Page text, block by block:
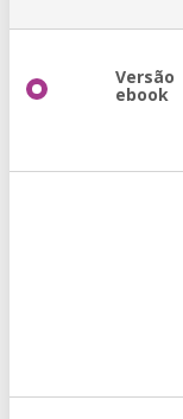
Versão
ebook